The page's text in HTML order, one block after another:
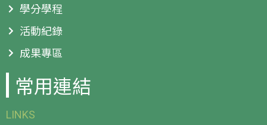
學分學程
活動紀錄
成果專區
常用連結
LINKS